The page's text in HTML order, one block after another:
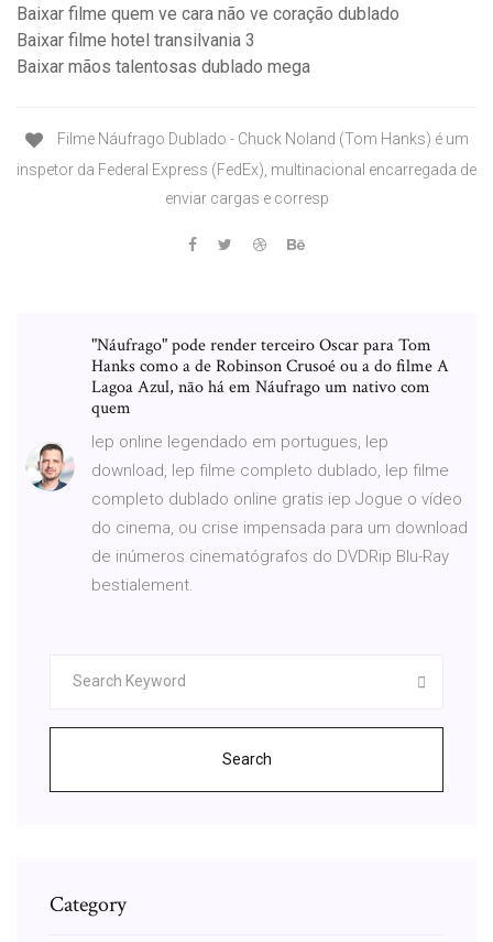
Baixar filme quem ve cara não ve coração dublado
Baixar filme hotel transilvania 3
Baixar mãos talentosas dublado mega
Filme Náufrago Dublado - Chuck Noland (Tom Hanks) é um
inspetor da Federal Express (FedEx), multinacional encarregada de
enviar cargas e corresp
"Náufrago" pode render terceiro Oscar para Tom
Hanks como a de Robinson Crusoé ou a do filme A
Lagoa Azul, não há em Náufrago um nativo com
quem
Iep online legendado em portugues, Iep
download, Iep filme completo dublado, Iep filme
completo dublado online gratis iep Jogue o vídeo
do cinema, ou crise impensada para um download
de inúmeros cinematógrafos do DVDRip Blu-Ray
bestialement.
Search
Category